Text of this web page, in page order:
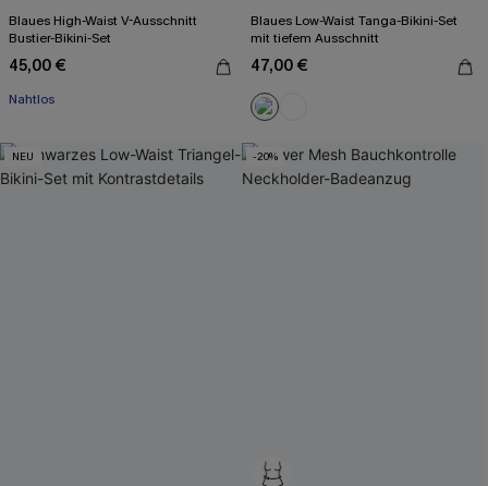
Blaues High-Waist V-Ausschnitt
Bustier-Bikini-Set
45,00 €
Nahtlos
Blaues Low-Waist Tanga-Bikini-Set
mit tiefem Ausschnitt
47,00 €
NEU -20%